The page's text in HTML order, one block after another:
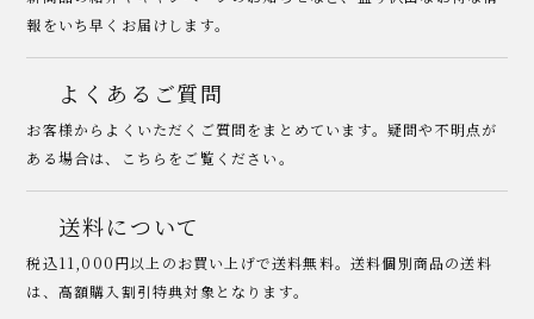
報をいち早くお届けします。
よくあるご質問
お客様からよくいただくご質問をまとめています。疑問や不明点が
ある場合は、こちらをご覧ください。
送料について
税込11,000円以上のお買い上げで送料無料。送料個別商品の送料
は、高額購入割引特典対象となります。